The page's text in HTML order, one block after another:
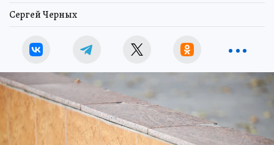
Сергей Черных